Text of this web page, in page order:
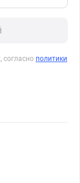
согласно политики